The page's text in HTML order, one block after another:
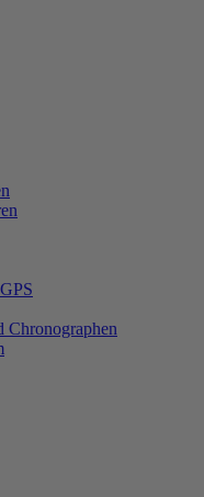
Chronographen